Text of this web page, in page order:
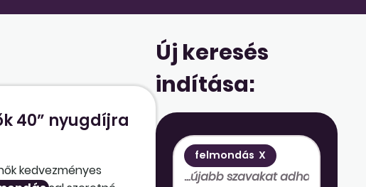
40” nyugdíjra
kedvezményes
Új keresés
indítása:
felmondásX